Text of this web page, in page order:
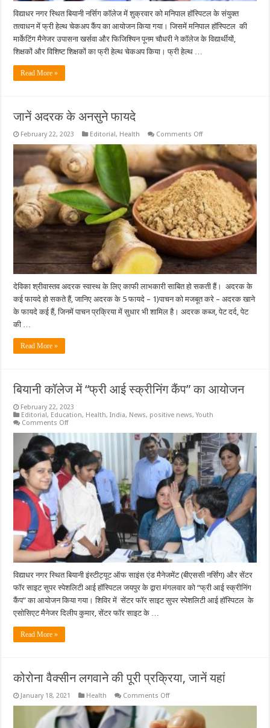
विद्याधर नगर स्थित बियानी नर्सिग कॉलेज में शुक्रवार को मनिपाल हॉस्पिटल के संयुक्त
तत्वाधन में फ्री हेल्थ चेकअप कैंप का आयोजन किया गया। जिसमें मनिपाल हॉस्पिटल की
मार्केटिंग मैनेजर उपासना खर्सवा और फिजिश्यिन पूनम चौधरी ने कॉलेज के विद्यार्थीयों,
शिक्षकों और विशिष्ट शिक्षकों का फ्री हेल्थ चेकअप किया। फ्री हेल्थ …
Read More »
जानें अदरक के अनसुने फायदे
February 22, 2023 Editorial, Health Comments Offon
अदरक
के
अनसुने
फायदे
देविका श्रीवास्तव अदरक स्वास्थ के लिए काफी लाभकारी साबित हो सकती हैं। अदरक के
कई फायदे हो सकते हैं, जानिए अदरक के 5 फायदे – 1)पाचन को मजबूत करे – अदरक खाने
के फायदे कई हैं, जिनमें पाचन प्रक्रिया में सुधार भी शामिल है। अदरक कब्ज, पेट दर्द, पेट
की …
Read More »
बियानी कॉलेज में “फ्री आई स्क्रीनिंग कैंप” का आयोजन
February 22, 2023
Editorial, Education, Health,India, News, positive news,Youth
Comments Offon
में
“फ्री
आई
स्क्रीनिंग
कैंप”
का
विद्याधर नगर स्थित बियानी इंस्टीट्यूट ऑफ साइंस एंड मैनेजमेंट (बीएससी नर्सिंग) और सेंटर
फॉर साइट सुपर स्पेशलिटी आई हॉस्पिटल जयपुर के द्वारा मंगलवार को “फ्री आई स्क्रीनिंग
कैंप” का आयोजन किया गया। शिविर में सेंटर फॉर साइट सुपर स्पेशलिटी आई हॉस्पिटल के
एसोसिएट मैनेजर दिलीप कुमार, सेंटर फॉर साइट के …
Read More »
कोरोना वैक्सीन लगवाने की पूरी प्रक्रिया, जानें यहां
January 18, 2021 Health Comments Offon
वैक्सीन
लगवाने
की